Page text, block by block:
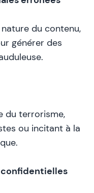
du contenu,
générer des
du terrorisme,
ou incitant à la
confidentielles